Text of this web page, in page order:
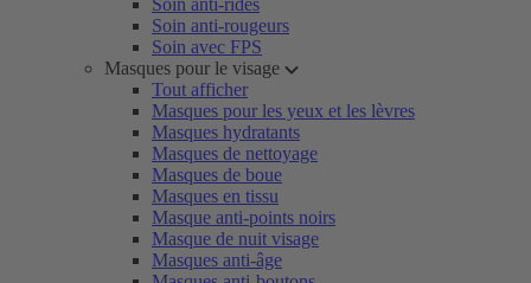
Soin anti-rides
Soin anti-rougeurs
Soin avec FPS
Masques pour le visage
Tout afficher
Masques pour les yeux et les lèvres
Masques hydratants
Masques de nettoyage
Masques de boue
Masques en tissu
Masque anti-points noirs
Masque de nuit visage
Masques anti-âge